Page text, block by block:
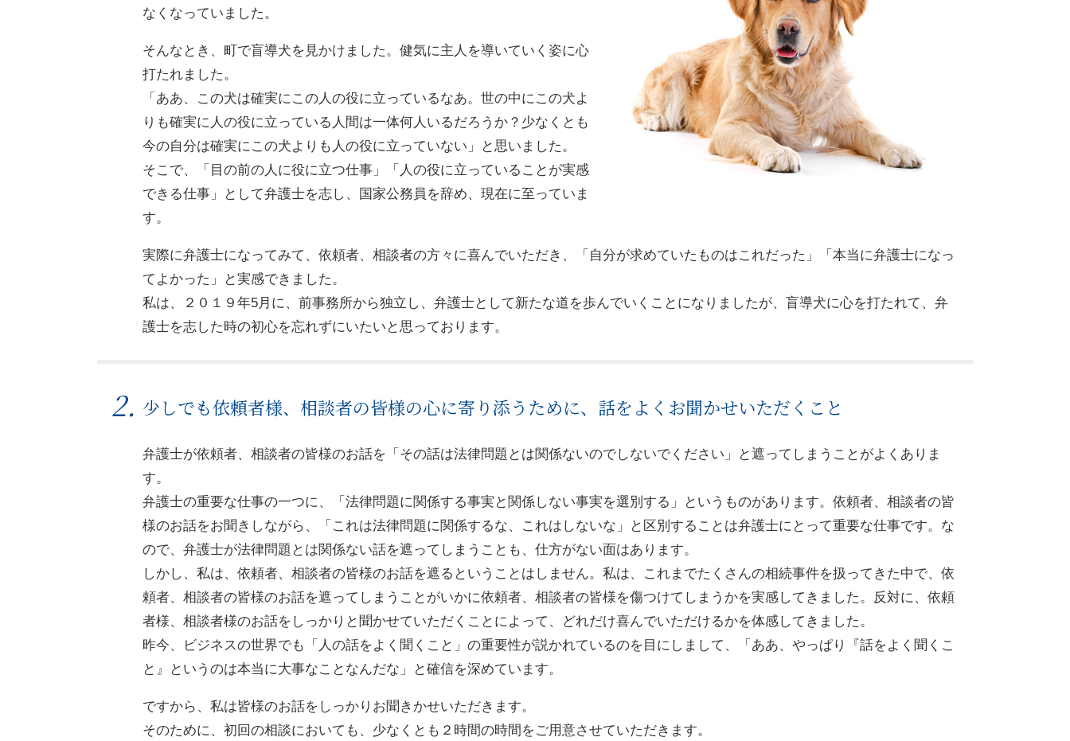
なくなっていました。
そんなとき、町で盲導犬を見かけました。健気に主人を導いていく姿に心
打たれました。
「ああ、この犬は確実にこの人の役に立っているなあ。世の中にこの犬よ
りも確実に人の役に立っている人間は一体何人いるだろうか？少なくとも
今の自分は確実にこの犬よりも人の役に立っていない」と思いました。
そこで、「目の前の人に役に立つ仕事」「人の役に立っていることが実感
できる仕事」として弁護士を志し、国家公務員を辞め、現在に至っていま
す。
実際に弁護士になってみて、依頼者、相談者の方々に喜んでいただき、「自分が求めていたものはこれだった」「本当に弁護士になっ
てよかった」と実感できました。
私は、２０１９年5月に、前事務所から独立し、弁護士として新たな道を歩んでいくことになりましたが、盲導犬に心を打たれて、弁
護士を志した時の初心を忘れずにいたいと思っております。
少しでも依頼者様、相談者の皆様の心に寄り添うために、話をよくお聞かせいただくこと
弁護士が依頼者、相談者の皆様のお話を「その話は法律問題とは関係ないのでしないでください」と遮ってしまうことがよくありま
す。
弁護士の重要な仕事の一つに、「法律問題に関係する事実と関係しない事実を選別する」というものがあります。依頼者、相談者の皆
様のお話をお聞きしながら、「これは法律問題に関係するな、これはしないな」と区別することは弁護士にとって重要な仕事です。な
ので、弁護士が法律問題とは関係ない話を遮ってしまうことも、仕方がない面はあります。
しかし、私は、依頼者、相談者の皆様のお話を遮るということはしません。私は、これまでたくさんの相続事件を扱ってきた中で、依
頼者、相談者の皆様のお話を遮ってしまうことがいかに依頼者、相談者の皆様を傷つけてしまうかを実感してきました。反対に、依頼
者様、相談者様のお話をしっかりと聞かせていただくことによって、どれだけ喜んでいただけるかを体感してきました。
昨今、ビジネスの世界でも「人の話をよく聞くこと」の重要性が説かれているのを目にしまして、「ああ、やっぱり『話をよく聞くこ
と』というのは本当に大事なことなんだな」と確信を深めています。
ですから、私は皆様のお話をしっかりお聞きかせいただきます。
そのために、初回の相談においても、少なくとも２時間の時間をご用意させていただきます。